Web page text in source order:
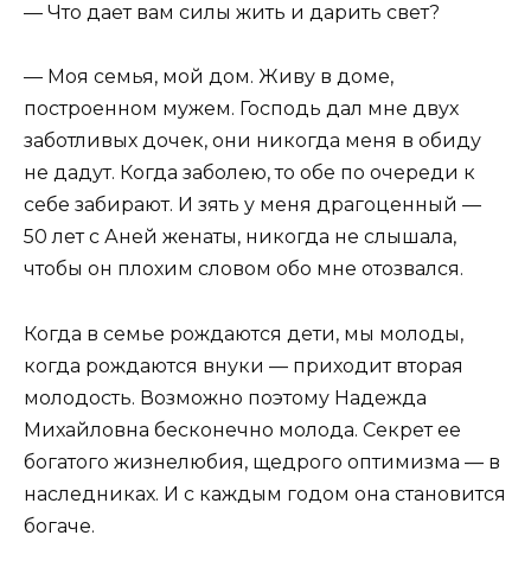
— Что дает вам силы жить и дарить свет?
— Моя семья, мой дом. Живу в доме,
построенном мужем. Господь дал мне двух
заботливых дочек, они никогда меня в обиду
не дадут. Когда заболею, то обе по очереди к
себе забирают. И зять у меня драгоценный —
50 лет с Аней женаты, никогда не слышала,
чтобы он плохим словом обо мне отозвался.
Когда в семье рождаются дети, мы молоды,
когда рождаются внуки — приходит вторая
молодость. Возможно поэтому Надежда
Михайловна бесконечно молода. Секрет ее
богатого жизнелюбия, щедрого оптимизма — в
наследниках. И с каждым годом она становится
богаче.